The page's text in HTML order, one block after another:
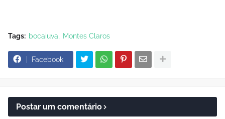
Tags: bocaiuva Montes Claros
Facebook
Postar um comentário